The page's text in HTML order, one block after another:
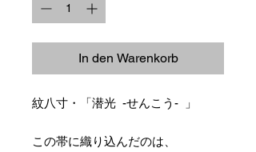
In den Warenkorb
紋八寸・「潜光 -せんこう- 」
この帯に織り込んだのは、